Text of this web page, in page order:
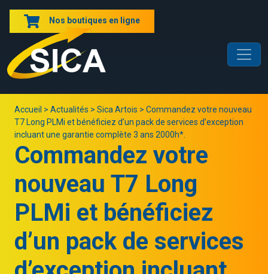
Nos boutiques en ligne
Accueil > Actualités > Sica Artois > Commandez votre nouveau
T7 Long PLMi et bénéficiez d’un pack de services d’exception
incluant une garantie complète 3 ans 2000h*.
Commandez votre
nouveau T7 Long
PLMi et bénéficiez
d’un pack de services